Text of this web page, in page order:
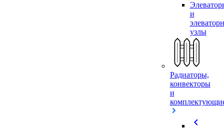
и
узлы
Радиаторы,
конвекторы
и
chevron_left